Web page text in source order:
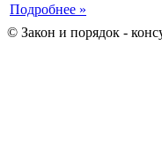
Подробнее »
© Закон и порядок -